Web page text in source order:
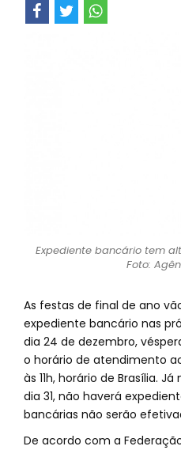
Expediente bancário tem
Foto:
As festas de final de ano
expediente bancário nas
dia 24 de dezembro,
o horário de atendimento
às 11h, horário de Brasília.
dia 31, não haverá
bancárias não serão
De acordo com a